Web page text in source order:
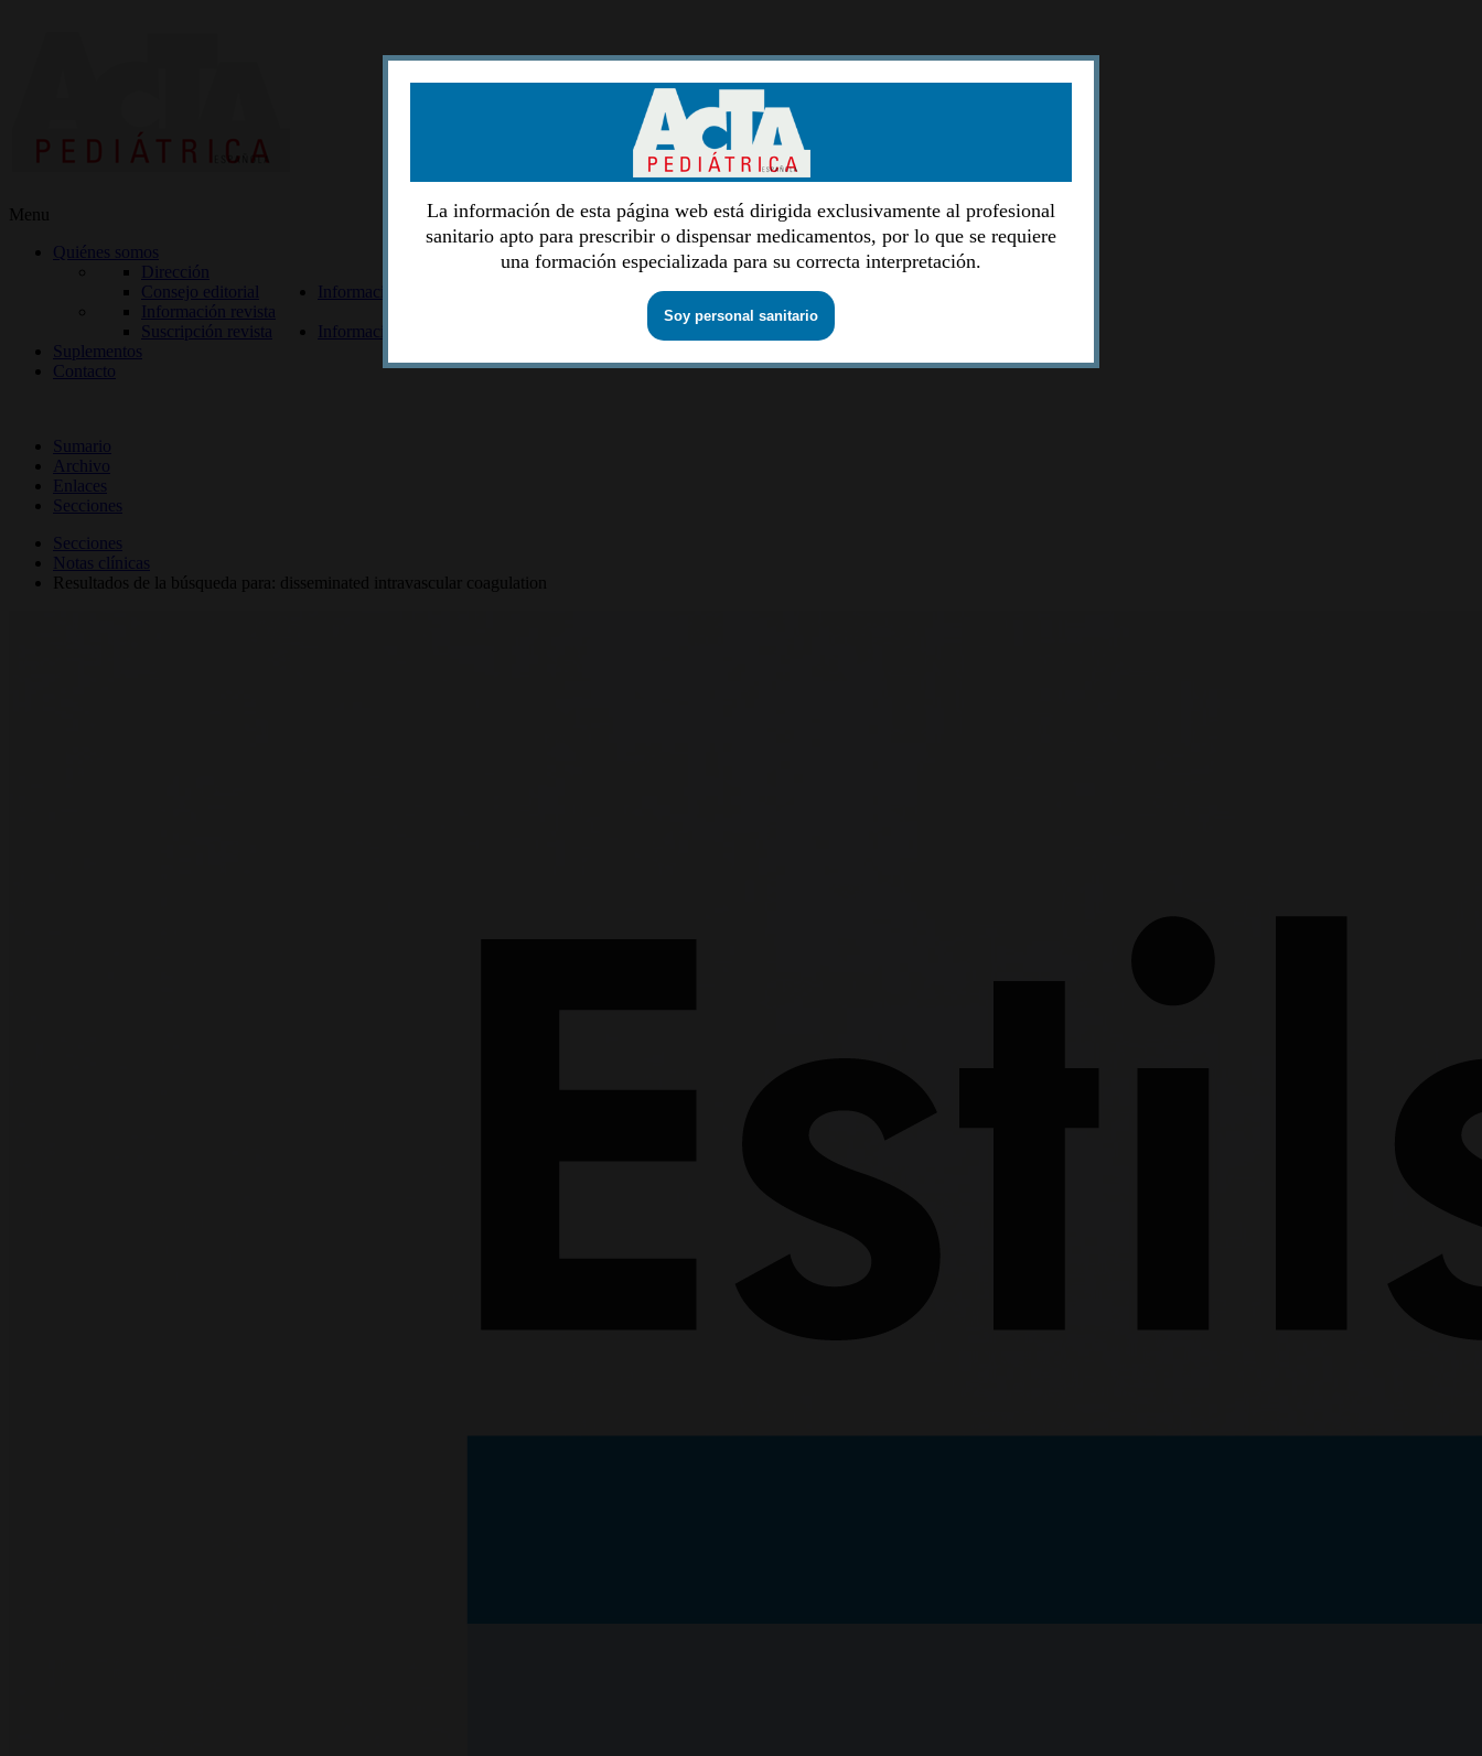
Menu
Quiénes somos
Dirección
Consejo editorial
Información lectores
Información revista
Suscripción revista
Información autores
Suplementos
Contacto
Sumario
Archivo
Enlaces
Secciones
Secciones
Notas clínicas
Resultados de la búsqueda para: disseminated intravascular coagulation
La información de esta página web está dirigida exclusivamente al profesional
sanitario apto para prescribir o dispensar medicamentos, por lo que se requiere
una formación especializada para su correcta interpretación.
Soy personal sanitario